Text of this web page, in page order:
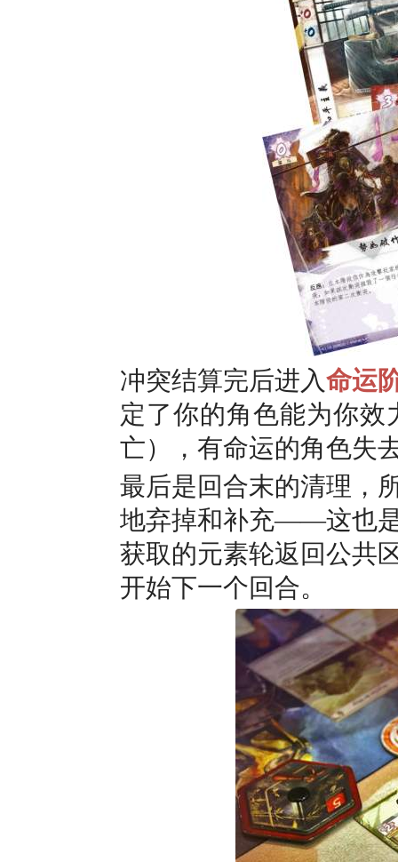
冲突结算完后进入命运
定了你的角色能为你
亡），有命运的角色失
最后是回合末的清理，
地弃掉和补充——这也
获取的元素轮返回公共
开始下一个回合。